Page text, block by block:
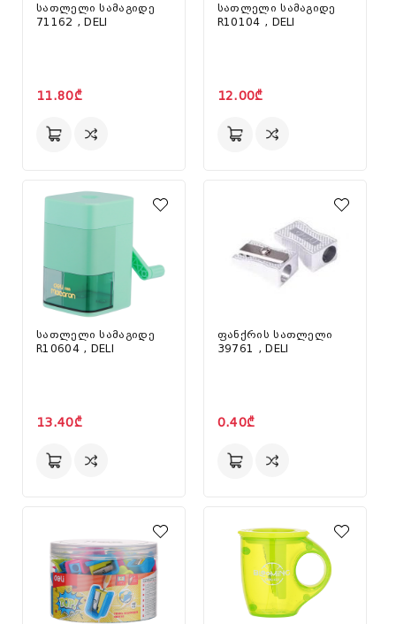
სათლელი სამაგიდე
71162 , DELI
11.80₾
სათლელი სამაგიდე
R10104 , DELI
12.00₾
სათლელი სამაგიდე
R10604 , DELI
13.40₾
ფანქრის სათლელი
39761 , DELI
0.40₾